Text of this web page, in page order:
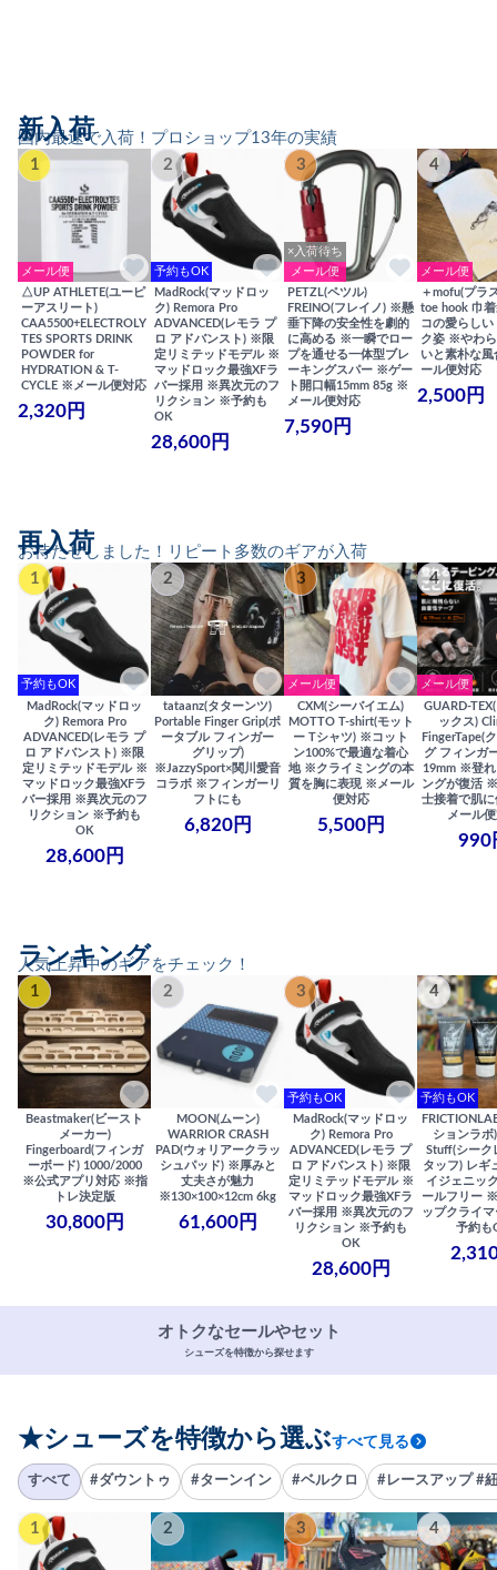
国内最速で入荷！プロショップ13年の実績
新入荷
1
メール便
△UP ATHLETE(ユーピ
ーアスリート)
CAA5500+ELECTROLY
TES SPORTS DRINK
POWDER for
HYDRATION & T-
CYCLE ※メール便対応
2,320円
2
予約もOK
MadRock(マッドロッ
ク) Remora Pro
ADVANCED(レモラ プ
ロ アドバンスト) ※限
定リミテッドモデル ※
マッドロック最強XFラ
バー採用 ※異次元のフ
リクション ※予約も
OK
28,600円
3
×入荷待ち
メール便
PETZL(ペツル)
FREINO(フレイノ) ※懸
垂下降の安全性を劇的
に高める ※一瞬でロー
プを通せる一体型ブレ
ーキングスパー ※ゲー
ト開口幅15mm 85g ※
メール便対応
7,590円
4
メール便
＋mofu(プラ
toe hook 巾
コの愛らしい
ク姿 ※やわ
いと素朴な
ール便対応
2,500円
お待たせしました！リピート多数のギアが入荷
再入荷
1
予約もOK
MadRock(マッドロッ
ク) Remora Pro
ADVANCED(レモラ プ
ロ アドバンスト) ※限
定リミテッドモデル ※
マッドロック最強XFラ
バー採用 ※異次元のフ
リクション ※予約も
OK
28,600円
2
tataanz(タターンツ)
Portable Finger Grip(ポ
ータブル フィンガー
グリップ)
※JazzySport×関川愛音
コラボ ※フィンガーリ
フトにも
6,820円
3
メール便
CXM(シーバイエム)
MOTTO T-shirt(モット
ー Tシャツ) ※コット
ン100%で最適な着心
地 ※クライミングの本
質を胸に表現 ※メール
便対応
5,500円
4
メール便
GUARD-
ックス)
FingerTape(
グ フィンガ
19mm ※登れ
ングが復活
士接着で肌
メール
990
人気上昇中のギアをチェック！
ランキング
1
Beastmaker(ビースト
メーカー)
Fingerboard(フィンガ
ーボード) 1000/2000
※公式アプリ対応 ※指
トレ決定版
30,800円
2
MOON(ムーン)
WARRIOR CRASH
PAD(ウォリアークラッ
シュパッド) ※厚みと
丈夫さが魅力
※130×100×12cm 6kg
61,600円
3
予約もOK
MadRock(マッドロッ
ク) Remora Pro
ADVANCED(レモラ プ
ロ アドバンスト) ※限
定リミテッドモデル ※
マッドロック最強XFラ
バー採用 ※異次元のフ
リクション ※予約も
OK
28,600円
4
予約もOK
ションラボ
Stuff(シーク
タッフ) レギ
イジェニッ
ールフリー
ップクライ
予約も
オトクなセールやセット
シューズを特徴から探せます
★シューズを特徴から選ぶすべて見る
すべて #ダウントゥ #ターンイン #ベルクロ #レースアップ #
1 2 3 4